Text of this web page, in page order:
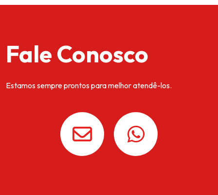
Fale Conosco
Estamos sempre prontos para melhor atendê-los.